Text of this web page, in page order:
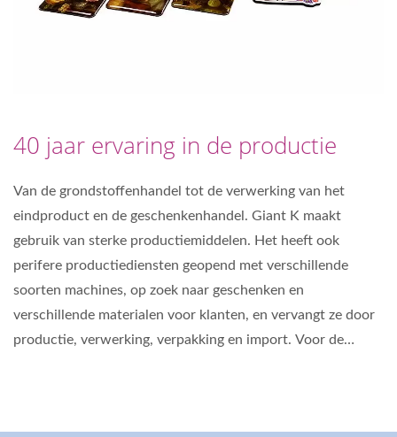
40 jaar ervaring in de productie
Van de grondstoffenhandel tot de verwerking van het
eindproduct en de geschenkenhandel. Giant K maakt
gebruik van sterke productiemiddelen. Het heeft ook
perifere productiediensten geopend met verschillende
soorten machines, op zoek naar geschenken en
verschillende materialen voor klanten, en vervangt ze door
productie, verwerking, verpakking en import. Voor de